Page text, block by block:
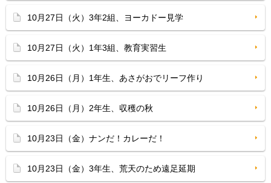
10月27日（火）3年2組、ヨーカドー見学
10月27日（火）1年3組、教育実習生
10月26日（月）1年生、あさがおでリーフ作り
10月26日（月）2年生、収穫の秋
10月23日（金）ナンだ！カレーだ！
10月23日（金）3年生、荒天のため遠足延期